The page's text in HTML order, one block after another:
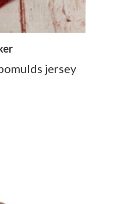
jersey